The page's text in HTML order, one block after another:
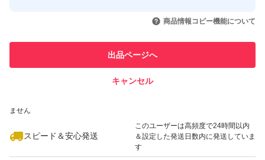
引を完了させた実績があります
での取引実績があります
ません
スピード＆安心発送
このユーザーは高頻度で24時間以内
＆設定した発送日数内に発送していま
す
商品情報コピー機能について
出品ページへ
キャンセル